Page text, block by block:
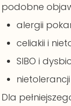
podobne
alergii
celiakii i
SIBO i
Dla